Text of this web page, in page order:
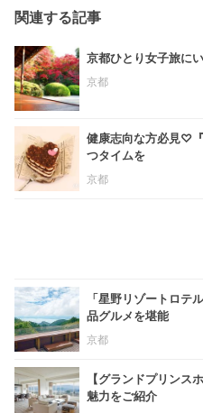
関連する記事
京都ひとり女子旅に
京都
健康志向な方必見♡
つタイムを
京都
「星野リゾートロテ
品グルメを堪能
京都
【グランドプリンス
魅力をご紹介